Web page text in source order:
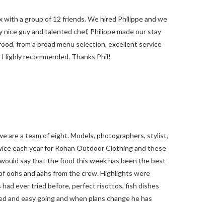
with a group of 12 friends. We hired Philippe and we
guy and talented chef, Philippe made our stay
from a broad menu selection, excellent service
recommended. Thanks Phil!
are a team of eight. Models, photographers, stylist,
each year for Rohan Outdoor Clothing and these
say that the food this week has been the best
oohs and aahs from the crew. Highlights were
had ever tried before, perfect risottos, fish dishes
and easy going and when plans change he has